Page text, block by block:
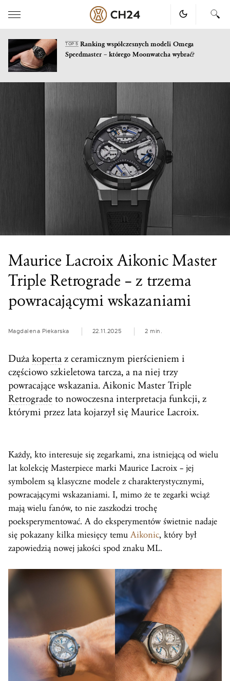
TOP 5Ranking współczesnych modeli Omega
Speedmaster – którego Moonwatcha wybrać?
Maurice Lacroix Aikonic Master
Triple Retrograde – z trzema
powracającymi wskazaniami
Magdalena Piekarska 22.11.2025 2 min.
Duża koperta z ceramicznym pierścieniem i
częściowo szkieletowa tarcza, a na niej trzy
powracające wskazania. Aikonic Master Triple
Retrograde to nowoczesna interpretacja funkcji, z
którymi przez lata kojarzył się Maurice Lacroix.
Każdy, kto interesuje się zegarkami, zna istniejącą od wielu
lat kolekcję Masterpiece marki Maurice Lacroix – jej
symbolem są klasyczne modele z charakterystycznymi,
powracającymi wskazaniami. I, mimo że te zegarki wciąż
mają wielu fanów, to nie zaszkodzi trochę
poeksperymentować. A do eksperymentów świetnie nadaje
się pokazany kilka miesięcy temu Aikonic, który był
zapowiedzią nowej jakości spod znaku ML.